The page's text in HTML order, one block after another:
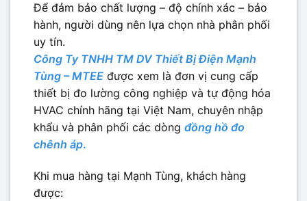
Để đảm bảo chất lượng – độ chính xác – bảo
hành, người dùng nên lựa chọn nhà phân phối
uy tín.
Công Ty TNHH TM DV Thiết Bị Điện Mạnh
Tùng – MTEE được xem là đơn vị cung cấp
thiết bị đo lường công nghiệp và tự động hóa
HVAC chính hãng tại Việt Nam, chuyên nhập
khẩu và phân phối các dòng đồng hồ đo
chênh áp.
Khi mua hàng tại Mạnh Tùng, khách hàng
được: